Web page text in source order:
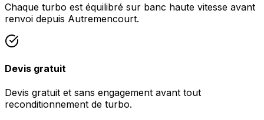
Chaque turbo est équilibré sur banc haute vitesse avant
renvoi depuis Autremencourt.
Devis gratuit
Devis gratuit et sans engagement avant tout
reconditionnement de turbo.